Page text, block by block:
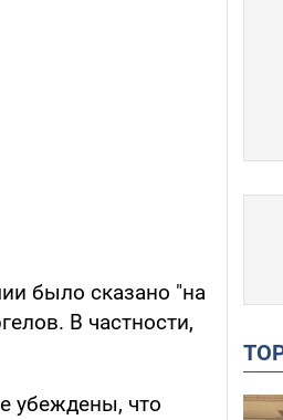
было сказано "на
В частности,
убеждены, что